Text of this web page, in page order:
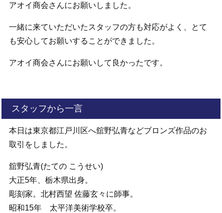
アオイ商会さんにお願いしました。
一緒に来ていただいたスタッフの方も対応がよく、とて
も安心してお願いすることができました。
アオイ商会さんにお願いして良かったです。
スタッフから一言
本日は東京都江戸川区へ舘野弘青などブロンズ作品のお
取引をしました。
舘野弘青(たての こうせい)
大正5年、栃木県出身。
彫刻家。北村西望 佐藤玄々に師事。
昭和15年 太平洋美術学校卒。